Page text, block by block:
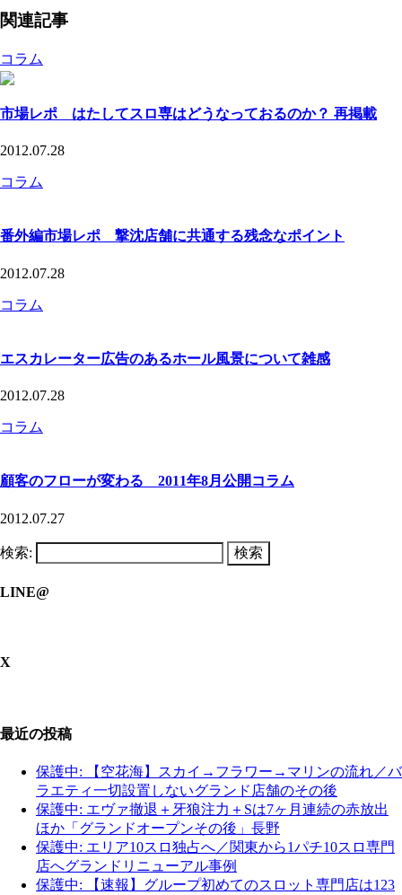
関連記事
コラム
市場レポ はたしてスロ専はどうなっておるのか？ 再掲載
2012.07.28
コラム
番外編市場レポ 撃沈店舗に共通する残念なポイント
2012.07.28
コラム
エスカレーター広告のあるホール風景について雑感
2012.07.28
コラム
顧客のフローが変わる 2011年8月公開コラム
2012.07.27
検索:
LINE@
X
最近の投稿
保護中: 【空花海】スカイ→フラワー→マリンの流れ／バ
ラエティ一切設置しないグランド店舗のその後
保護中: エヴァ撤退＋牙狼注力＋Sは7ヶ月連続の赤放出
ほか「グランドオープンその後」長野
保護中: エリア10スロ独占へ／関東から1パチ10スロ専門
店へグランドリニューアル事例
保護中: 【速報】グループ初めてのスロット専門店は123